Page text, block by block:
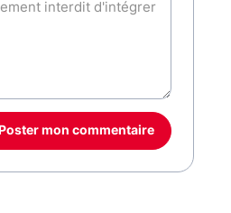
Poster mon commentaire